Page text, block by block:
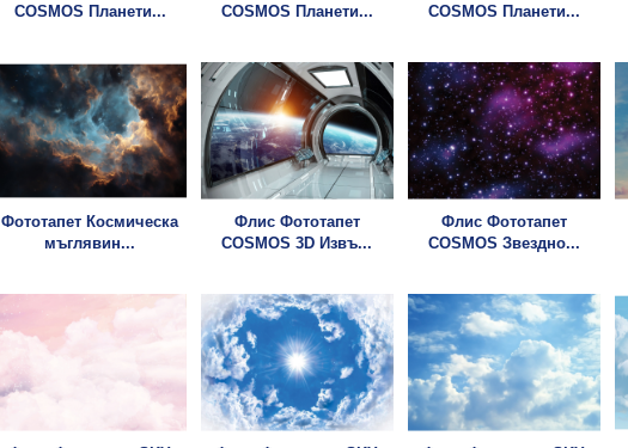
COSMOS Планети...
COSMOS Планети...
COSMOS Планети...
Фототапет Космическа
мъглявин...
Флис Фототапет
COSMOS 3D Извъ...
Флис Фототапет
COSMOS Звездно...